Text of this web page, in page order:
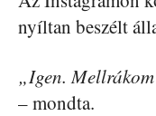
nyíltan beszélt
„Igen.
– mondta.